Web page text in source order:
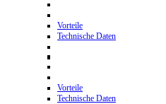
Vorteile
Technische Daten
Vorteile
Technische Daten